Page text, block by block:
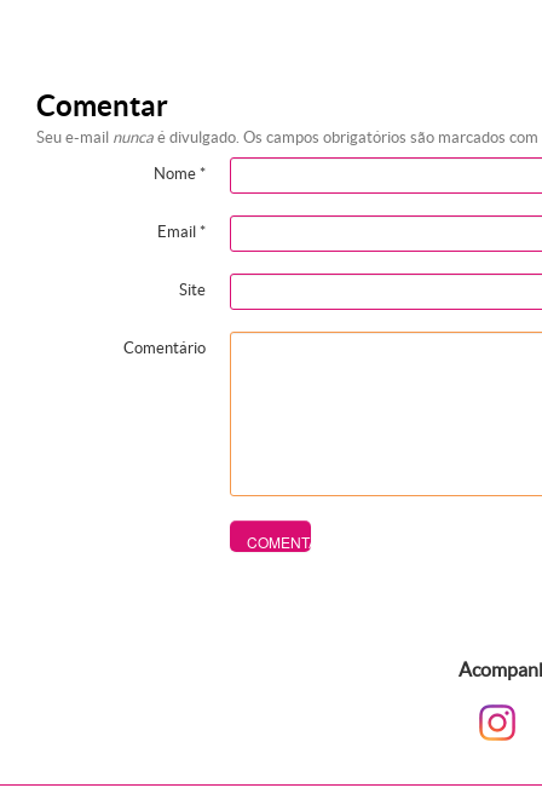
Comentar
Seu e-mail nunca é divulgado. Os campos obrigatórios são marcados com
Nome *
Email *
Site
Comentário